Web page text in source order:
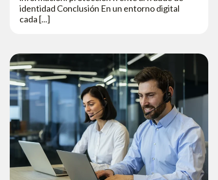
identidad Conclusión En un entorno digital
cada [...]